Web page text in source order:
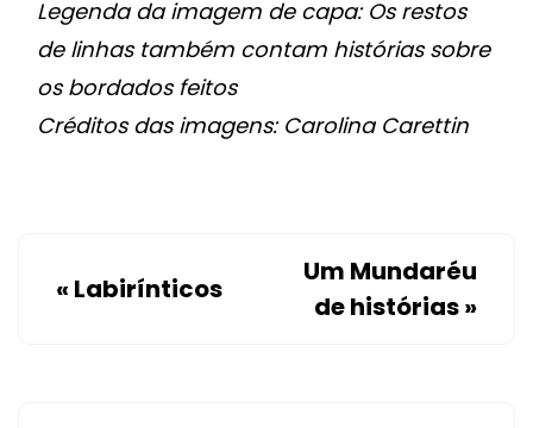
Legenda da imagem de capa: Os restos
de linhas também contam histórias sobre
os bordados feitos
Créditos das imagens: Carolina Carettin
« Labirínticos
Um Mundaréu
de histórias»